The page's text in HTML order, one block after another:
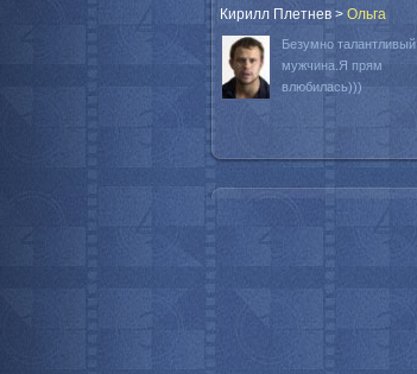
Кирилл Плетнев > Oльга
Безумно талантливый
мужчина.Я прям
влюбилась)))